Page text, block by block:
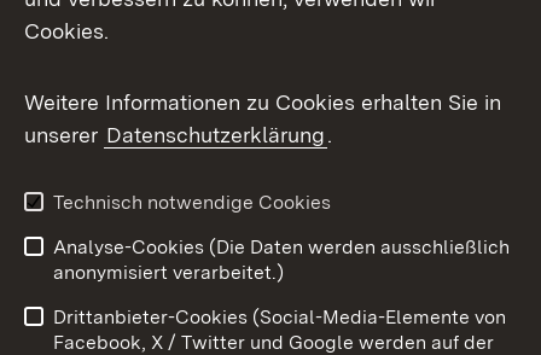
X / Twitter
Youtube
Impressum
Kontakt
Barrierefreiheit
Datenschutz
Cookies.
Weitere Informationen zu Cookies erhalten Sie in
unserer Datenschutzerklärung.
Technisch notwendige Cookies
Analyse-Cookies (Die Daten werden ausschließlich
anonymisiert verarbeitet.)
Drittanbieter-Cookies (Social-Media-Elemente von
Facebook, X / Twitter und Google werden auf der